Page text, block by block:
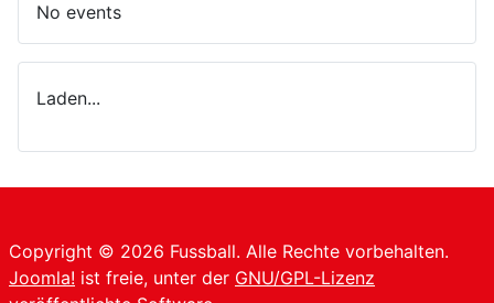
No events
Laden...
Copyright © 2026 Fussball. Alle Rechte vorbehalten.
Joomla! ist freie, unter der GNU/GPL-Lizenz